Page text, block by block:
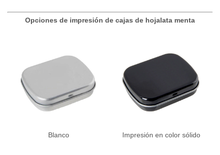
Opciones de impresión de cajas de hojalata menta
Blanco Impresión en color sólido